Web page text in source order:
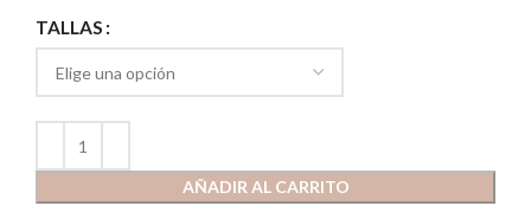
TALLAS
AÑADIR AL CARRITO